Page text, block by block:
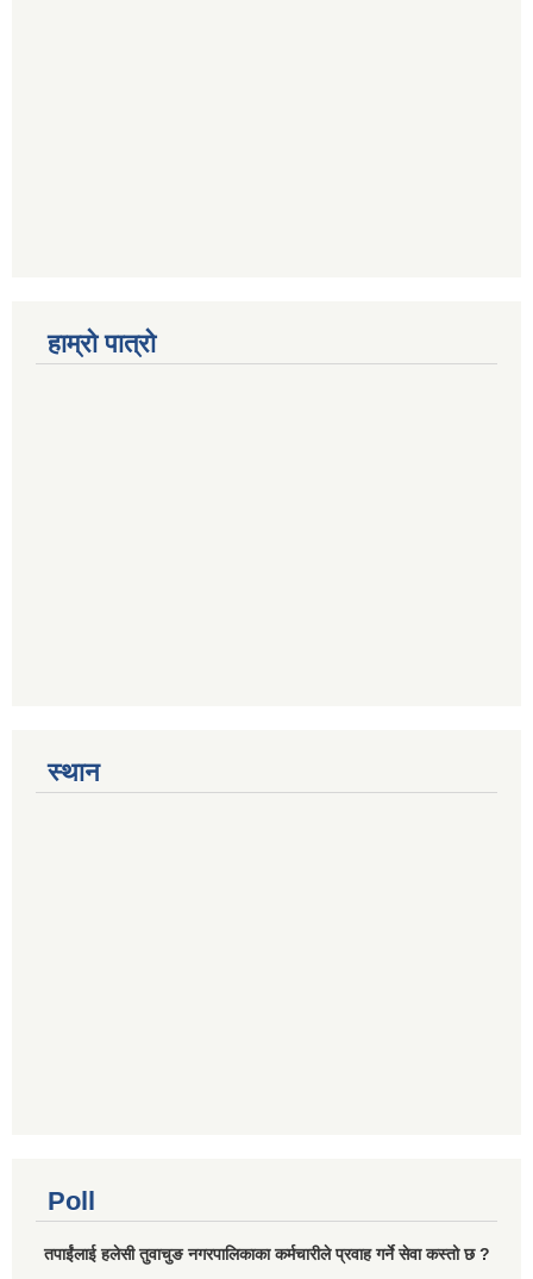
हाम्रो पात्रो
स्थान
Poll
तपाईंलाई हलेसी तुवाचुङ नगरपालिकाका कर्मचारीले प्रवाह गर्ने सेवा कस्तो छ ?